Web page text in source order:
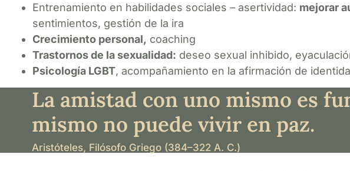
Entrenamiento en habilidades sociales – asertividad: mejorar
sentimientos, gestión de la ira
Crecimiento personal, coaching
Trastornos de la sexualidad: deseo sexual inhibido,
Psicología LGBT, acompañamiento en la afirmación de
La amistad con uno mismo es
mismo no puede vivir en paz.
Aristóteles, Filósofo Griego (384–322 A. C.)